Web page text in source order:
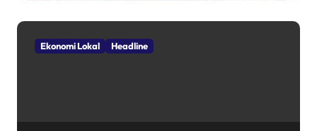
Ekonomi Lokal Headline